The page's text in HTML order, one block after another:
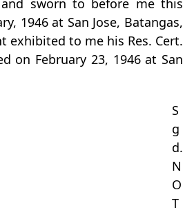
and sworn to before me this
1946 at San Jose, Batangas,
exhibited to me his Res. Cert.
on February 23, 1946 at San
S
g
d.
N
O
T